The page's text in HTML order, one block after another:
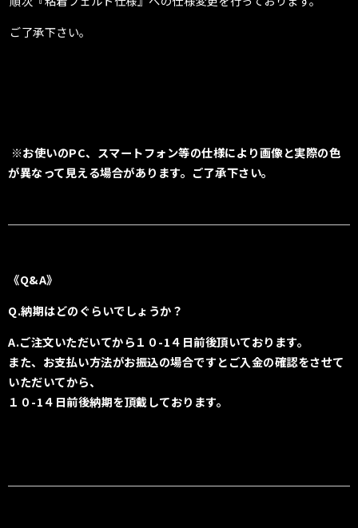
ご了承下さい。
※お使いのPC、スマートフォン等の仕様により画像と実際の色
が異なって見える場合があります。ご了承下さい。
《Q&A》
Q.納期はどのぐらいでしょうか？
A.ご注文いただいてから１０-1４日前後頂いております。
また、お支払い方法がお振込の場合ですとご入金の確認をさせて
いただいてから、
１０-1４日前後納期を頂戴しております。